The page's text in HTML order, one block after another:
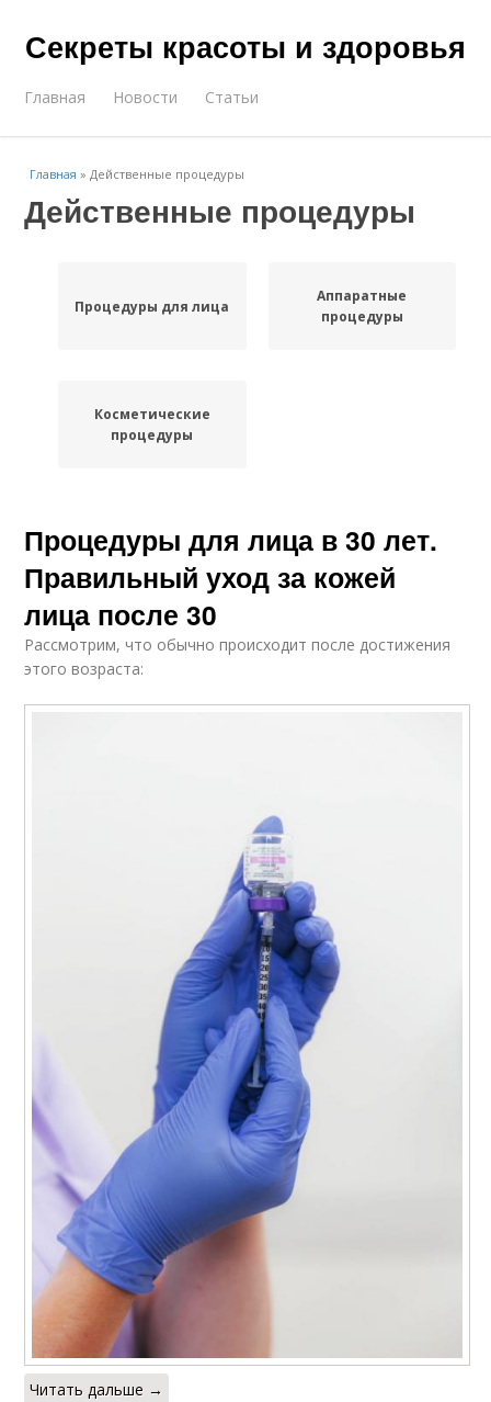
Секреты красоты и здоровья
Главная Новости Статьи
Главная »Действенные процедуры
Действенные процедуры
Процедуры для лица
Аппаратные
процедуры
Косметические
процедуры
Процедуры для лица в 30 лет.
Правильный уход за кожей
лица после 30
Рассмотрим, что обычно происходит после достижения
этого возраста:
Читать дальше →